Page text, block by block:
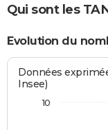
Qui sont les
Evolution du
Données
Insee)
10